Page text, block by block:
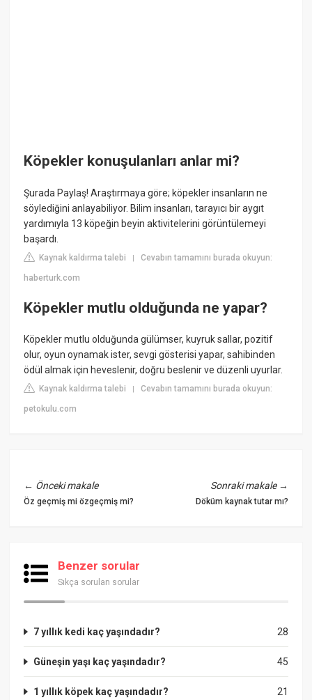
Köpekler konuşulanları anlar mi?
Şurada Paylaş! Araştırmaya göre; köpekler insanların ne
söylediğini anlayabiliyor. Bilim insanları, tarayıcı bir aygıt
yardımıyla 13 köpeğin beyin aktivitelerini görüntülemeyi
başardı.
Kaynak kaldırma talebi |Cevabın tamamını burada okuyun:
haberturk.com
Köpekler mutlu olduğunda ne yapar?
Köpekler mutlu olduğunda gülümser, kuyruk sallar, pozitif
olur, oyun oynamak ister, sevgi gösterisi yapar, sahibinden
ödül almak için heveslenir, doğru beslenir ve düzenli uyurlar.
Kaynak kaldırma talebi |Cevabın tamamını burada okuyun:
petokulu.com
← Önceki makale
Öz geçmiş mi özgeçmiş mi?
Sonraki makale→
Döküm kaynak tutar mı?
Benzer sorular
Sıkça sorulan sorular
28
7 yıllık kedi kaç yaşındadır?
45
Güneşin yaşı kaç yaşındadır?
21
1 yıllık köpek kaç yaşındadır?